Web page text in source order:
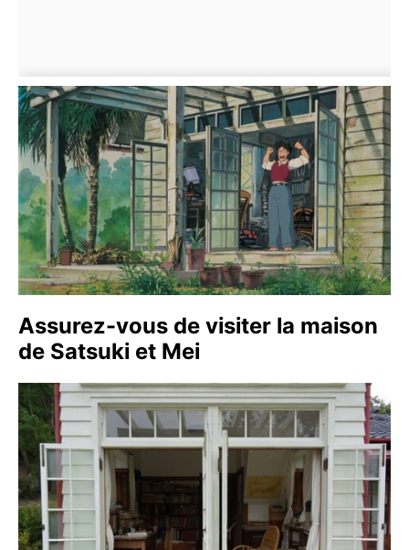
Assurez-vous de visiter la maison
de Satsuki et Mei